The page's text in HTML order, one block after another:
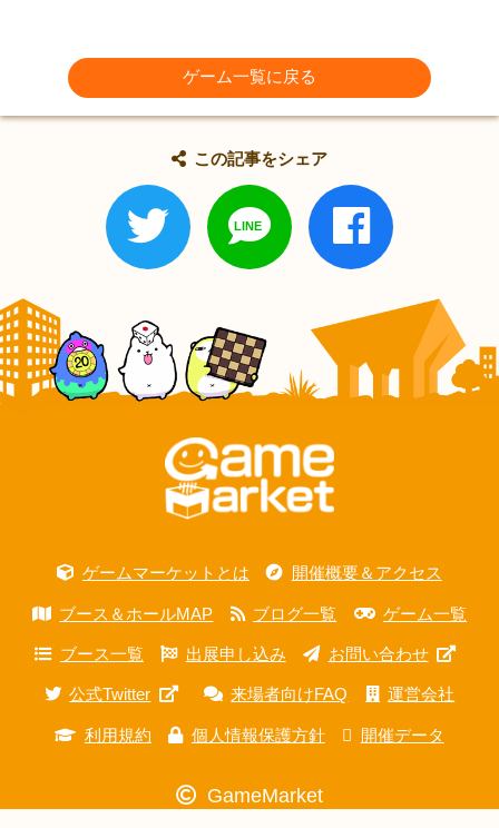
ゲーム一覧に戻る
この記事をシェア
ゲームマーケットとは 開催概要＆アクセス
ブース＆ホールMAP ブログ一覧 ゲーム一覧
ブース一覧 出展申し込み お問い合わせ
公式Twitter 来場者向けFAQ 運営会社
利用規約 個人情報保護方針 開催データ
GameMarket